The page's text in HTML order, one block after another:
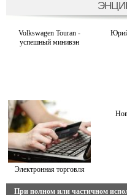
Volkswagen Touran -
успешный минивэн
Электронная торговля
При полном или частичном